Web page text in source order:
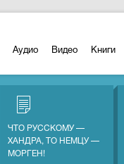
Аудио Видео Книги
ЧТО РУССКОМУ —
ХАНДРА, ТО НЕМЦУ —
МОРГЕН!